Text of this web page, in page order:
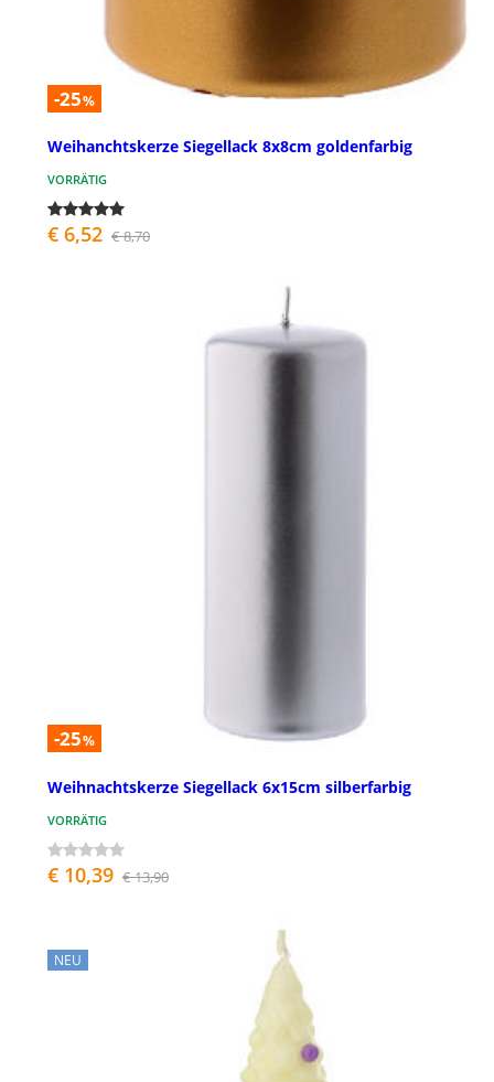
-25%
Weihanchtskerze Siegellack 8x8cm goldenfarbig
VORRÄTIG
€ 6,52 € 8,70
-25%
Weihnachtskerze Siegellack 6x15cm silberfarbig
VORRÄTIG
€ 10,39 € 13,90
NEU